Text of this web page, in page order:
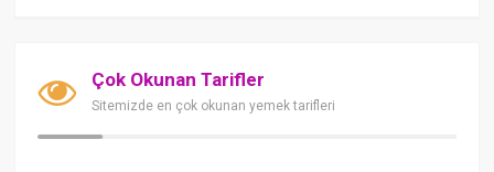
Çok Okunan Tarifler
Sitemizde en çok okunan yemek tarifleri